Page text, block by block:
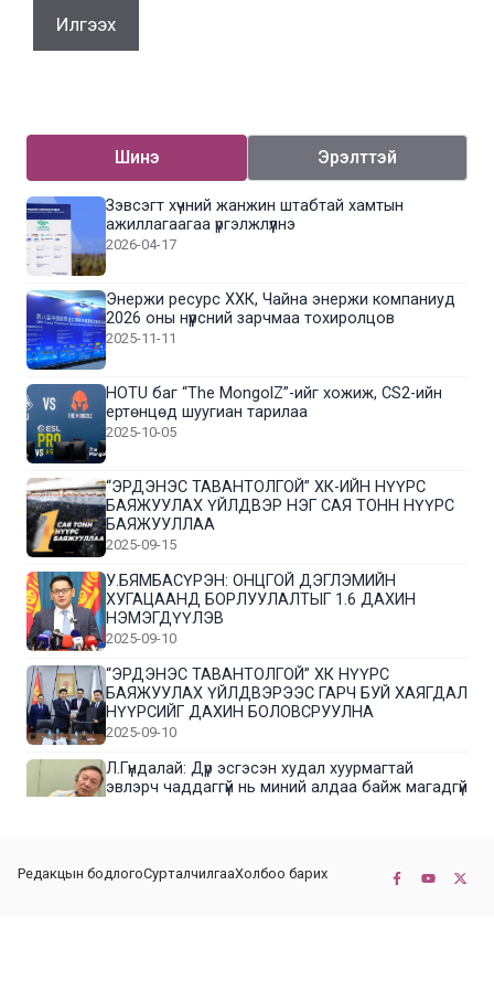
Шинэ Эрэлттэй
Зэвсэгт хүчний жанжин штабтай хамтын
ажиллагаагаа үргэлжлүүлнэ
2026-04-17
Энержи ресурс ХХК, Чайна энержи компаниуд
2026 оны нүүрсний зарчмаа тохиролцов
2025-11-11
HOTU баг “The MongolZ”-ийг хожиж, CS2-ийн
ертөнцөд шуугиан тарилаа
2025-10-05
“ЭРДЭНЭС ТАВАНТОЛГОЙ” ХК-ИЙН НҮҮРС
БАЯЖУУЛАХ ҮЙЛДВЭР НЭГ САЯ ТОНН НҮҮРС
БАЯЖУУЛЛАА
2025-09-15
У.БЯМБАСҮРЭН: ОНЦГОЙ ДЭГЛЭМИЙН
ХУГАЦААНД БОРЛУУЛАЛТЫГ 1.6 ДАХИН
НЭМЭГДҮҮЛЭВ
2025-09-10
“ЭРДЭНЭС ТАВАНТОЛГОЙ” ХК НҮҮРС
БАЯЖУУЛАХ ҮЙЛДВЭРЭЭС ГАРЧ БУЙ ХАЯГДАЛ
НҮҮРСИЙГ ДАХИН БОЛОВСРУУЛНА
2025-09-10
Л.Гүндалай: Дүр эсгэсэн худал хуурмагтай
эвлэрч чаддаггүй нь миний алдаа байж магадгүй
БАГИЙН ИРГЭДИЙН ТӨЛӨӨЛӨЛ НҮҮРС
Редакцын бодлогоСурталчилгааХолбоо барих